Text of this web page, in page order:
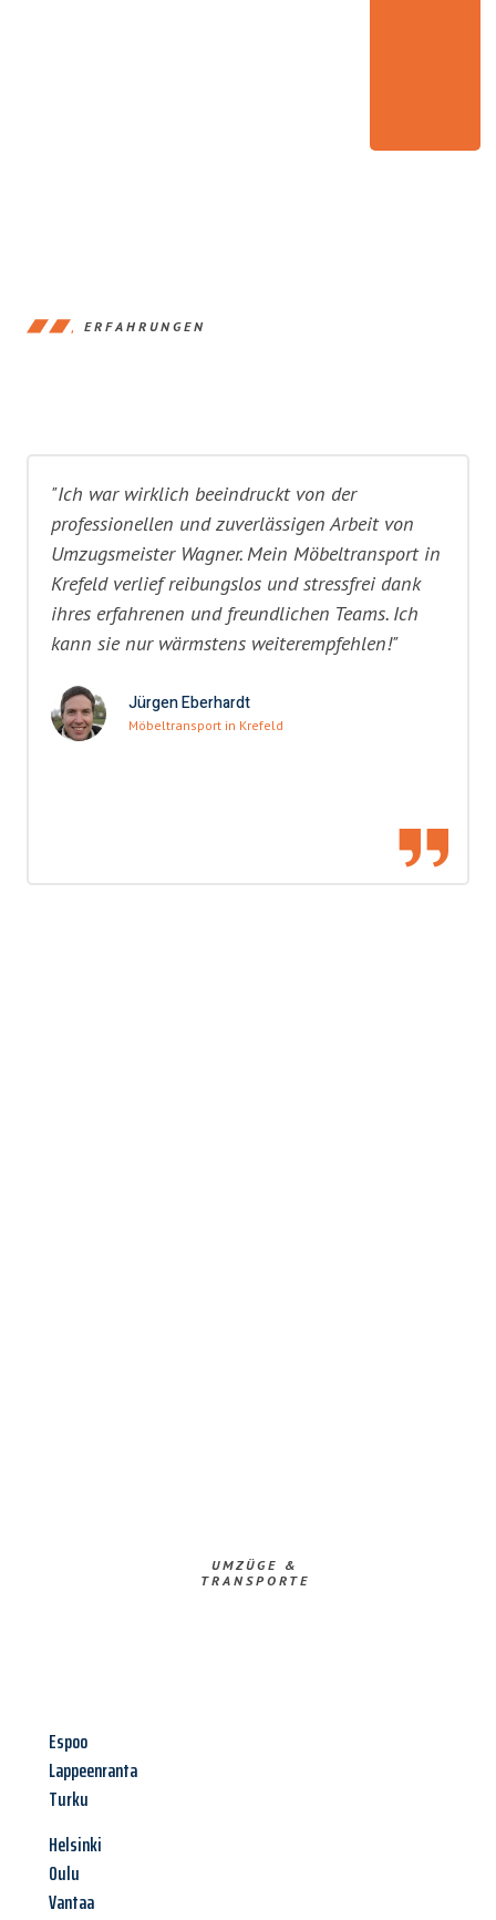
ERFAHRUNGEN
"Ich war wirklich beeindruckt von der
professionellen und zuverlässigen Arbeit von
Umzugsmeister Wagner. Mein Möbeltransport in
Krefeld verlief reibungslos und stressfrei dank
ihres erfahrenen und freundlichen Teams. Ich
kann sie nur wärmstens weiterempfehlen!"
Jürgen Eberhardt
Möbeltransport in Krefeld
UMZÜGE &
TRANSPORTE
Espoo
Lappeenranta
Turku
Helsinki
Oulu
Vantaa